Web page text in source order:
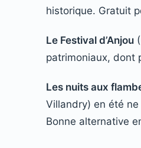
historique. Gratuit
Le Festival d’Anjou
patrimoniaux, dont
Les nuits aux
Villandry) en été ne
Bonne alternative